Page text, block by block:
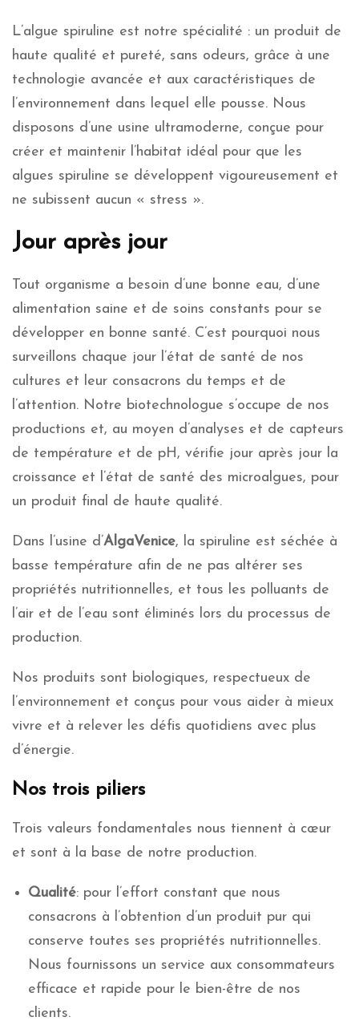
L’algue spiruline est notre spécialité : un produit de
haute qualité et pureté, sans odeurs, grâce à une
technologie avancée et aux caractéristiques de
l’environnement dans lequel elle pousse. Nous
disposons d’une usine ultramoderne, conçue pour
créer et maintenir l’habitat idéal pour que les
algues spiruline se développent vigoureusement et
ne subissent aucun « stress ».
Jour après jour
Tout organisme a besoin d’une bonne eau, d’une
alimentation saine et de soins constants pour se
développer en bonne santé. C’est pourquoi nous
surveillons chaque jour l’état de santé de nos
cultures et leur consacrons du temps et de
l’attention. Notre biotechnologue s’occupe de nos
productions et, au moyen d’analyses et de capteurs
de température et de pH, vérifie jour après jour la
croissance et l’état de santé des microalgues, pour
un produit final de haute qualité.
Dans l’usine d’AlgaVenice, la spiruline est séchée à
basse température afin de ne pas altérer ses
propriétés nutritionnelles, et tous les polluants de
l’air et de l’eau sont éliminés lors du processus de
production.
Nos produits sont biologiques, respectueux de
l’environnement et conçus pour vous aider à mieux
vivre et à relever les défis quotidiens avec plus
d’énergie.
Nos trois piliers
Trois valeurs fondamentales nous tiennent à cœur
et sont à la base de notre production.
Qualité: pour l’effort constant que nous
consacrons à l’obtention d’un produit pur qui
conserve toutes ses propriétés nutritionnelles.
Nous fournissons un service aux consommateurs
efficace et rapide pour le bien-être de nos
clients.